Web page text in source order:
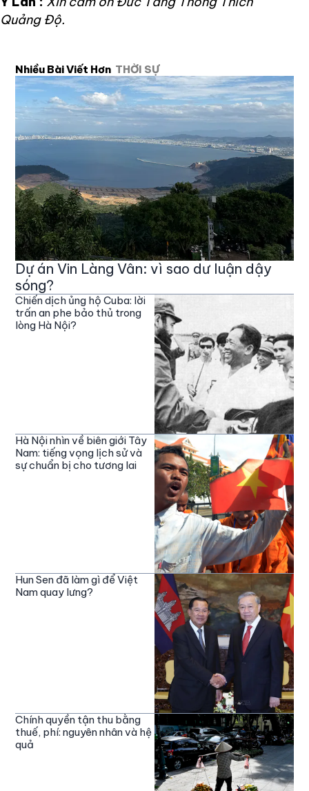
Quảng Độ.
Nhiều Bài Viết Hơn THỜI SỰ
Dự án Vin Làng Vân: vì sao dư luận dậy
sóng?
Chiến dịch ủng hộ Cuba: lời
trấn an phe bảo thủ trong
lòng Hà Nội?
Hà Nội nhìn về biên giới Tây
Nam: tiếng vọng lịch sử và
sự chuẩn bị cho tương lai
Hun Sen đã làm gì để Việt
Nam quay lưng?
Chính quyền tận thu bằng
thuế, phí: nguyên nhân và hệ
quả